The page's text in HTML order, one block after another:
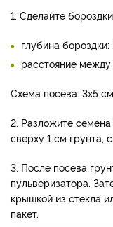
1. Сделайте
глубина бороздки:
расстояние
Схема посева: 3х5 см
2. Разложите
сверху 1 см грунта,
3. После посева
пульверизатора.
крышкой из стекла
пакет.